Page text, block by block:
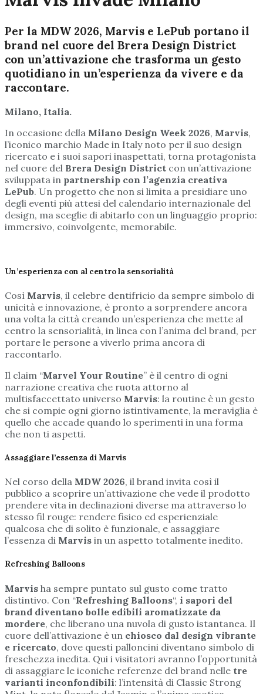
Per la MDW 2026, Marvis e LePub portano il
brand nel cuore del Brera Design District
con un’attivazione che trasforma un gesto
quotidiano in un’esperienza da vivere e da
raccontare.
Milano, Italia.
In occasione della Milano Design Week 2026, Marvis,
l’iconico marchio Made in Italy noto per il suo design
ricercato e i suoi sapori inaspettati, torna protagonista
nel cuore del Brera Design District con un’attivazione
sviluppata in partnership con l’agenzia creativa
LePub. Un progetto che non si limita a presidiare uno
degli eventi più attesi del calendario internazionale del
design, ma sceglie di abitarlo con un linguaggio proprio:
immersivo, coinvolgente, memorabile.
Un’esperienza con al centro la sensorialità
Così Marvis, il celebre dentifricio da sempre simbolo di
unicità e innovazione, è pronto a sorprendere ancora
una volta la città creando un’esperienza che mette al
centro la sensorialità, in linea con l’anima del brand, per
portare le persone a viverlo prima ancora di
raccontarlo.
Il claim “Marvel Your Routine” è il centro di ogni
narrazione creativa che ruota attorno al
multisfaccettato universo Marvis: la routine è un gesto
che si compie ogni giorno istintivamente, la meraviglia è
quello che accade quando lo sperimenti in una forma
che non ti aspetti.
Assaggiare l’essenza di Marvis
Nel corso della MDW 2026, il brand invita così il
pubblico a scoprire un’attivazione che vede il prodotto
prendere vita in declinazioni diverse ma attraverso lo
stesso fil rouge: rendere fisico ed esperienziale
qualcosa che di solito è funzionale, e assaggiare
l’essenza di Marvis in un aspetto totalmente inedito.
Refreshing Balloons
Marvis ha sempre puntato sul gusto come tratto
distintivo. Con “Refreshing Balloons“, i sapori del
brand diventano bolle edibili aromatizzate da
mordere, che liberano una nuvola di gusto istantanea. Il
cuore dell’attivazione è un chiosco dal design vibrante
e ricercato, dove questi palloncini diventano simbolo di
freschezza inedita. Qui i visitatori avranno l’opportunità
di assaggiare le iconiche referenze del brand nelle tre
varianti inconfondibili: l’intensità di Classic Strong